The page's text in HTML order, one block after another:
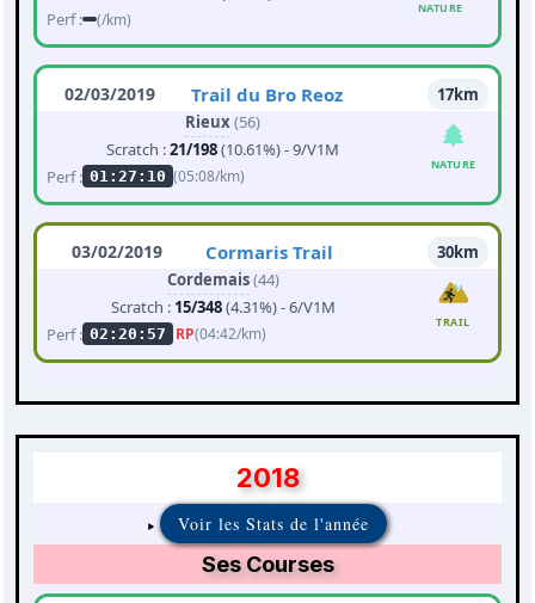
Perf :
(/km)
NATURE
02/03/2019 Trail du Bro Reoz
17km
Rieux(56)
Scratch :21/198(10.61%) - 9/V1M
Perf : 01:27:10 (05:08/km)
NATURE
03/02/2019 Cormaris Trail
30km
Cordemais(44)
Scratch : 15/348(4.31%) - 6/V1M
Perf : 02:20:57 RP(04:42/km)
TRAIL
2018
Voir les Stats de l'année
Ses Courses